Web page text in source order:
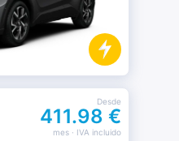
Desde
411.98 €
mes· IVA incluido